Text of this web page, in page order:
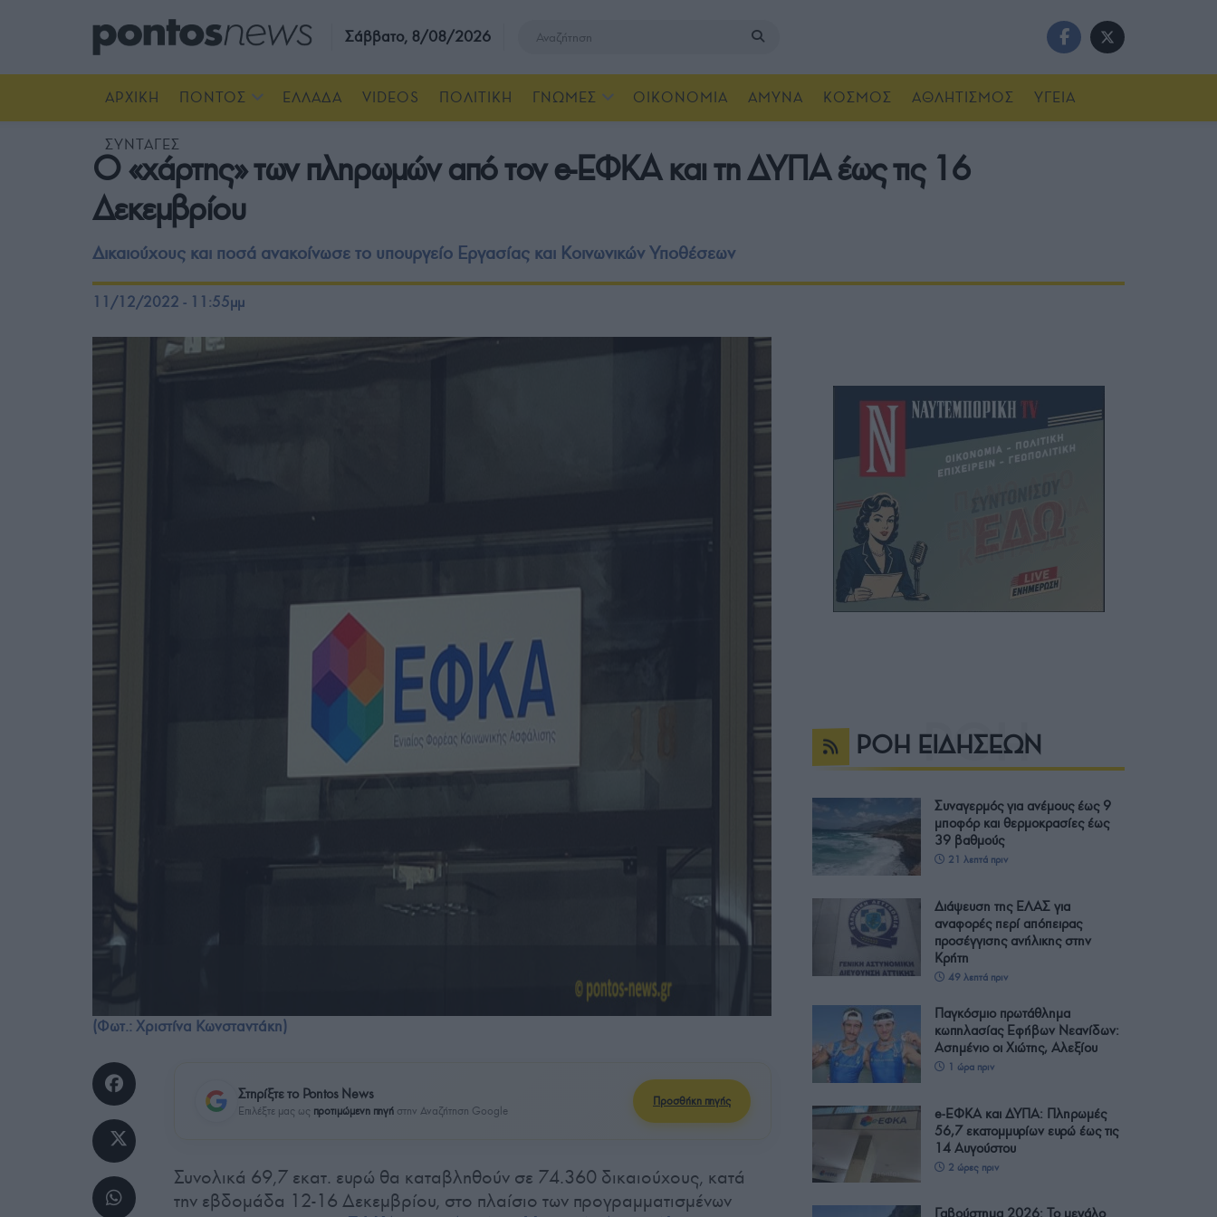
Σάββατο, 8/08/2026
ΑΡΧΙΚΗ ΠΟΝΤΟΣ ΕΛΛΑΔΑ VIDEOS ΠΟΛΙΤΙΚΗ ΓΝΩΜΕΣ ΟΙΚΟΝΟΜΙΑ ΑΜΥΝΑ ΚΟΣΜΟΣ ΑΘΛΗΤΙΣΜΟΣ ΥΓΕΙΑ
ΣΥΝΤΑΓΕΣ
Ο «χάρτης» των πληρωμών από τον e-ΕΦΚΑ και τη ΔΥΠΑ έως τις 16
Δεκεμβρίου
Δικαιούχους και ποσά ανακοίνωσε το υπουργείο Εργασίας και Κοινωνικών Υποθέσεων
11/12/2022 - 11:55μμ
(Φωτ.: Χριστίνα Κωνσταντάκη)
Στηρίξτε το Pontos News
Επιλέξτε μας ως προτιμώμενη πηγή στην Αναζήτηση Google
Προσθήκη πηγής
Συνολικά 69,7 εκατ. ευρώ θα καταβληθούν σε 74.360 δικαιούχους, κατά
την εβδομάδα 12-16 Δεκεμβρίου, στο πλαίσιο των προγραμματισμένων
ΡΟΗ ΕΙΔΗΣΕΩΝ
Συναγερμός για ανέμους έως 9
μποφόρ και θερμοκρασίες έως
39 βαθμούς
21 λεπτά πριν
Διάψευση της ΕΛΑΣ για
αναφορές περί απόπειρας
προσέγγισης ανήλικης στην
Κρήτη
49 λεπτά πριν
Παγκόσμιο πρωτάθλημα
κωπηλασίας Εφήβων Νεανίδων:
Ασημένιο οι Χιώτης, Αλεξίου
1 ώρα πριν
e-ΕΦΚΑ και ΔΥΠΑ: Πληρωμές
56,7 εκατομμυρίων ευρώ έως τις
14 Αυγούστου
2 ώρες πριν
Γαβούστημα 2026: Το μεγάλο